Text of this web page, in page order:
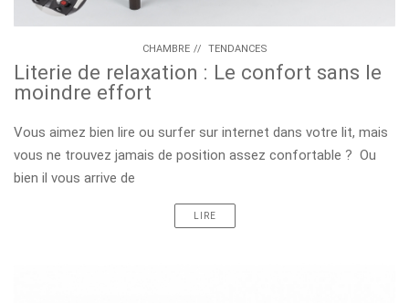
CHAMBRE // TENDANCES
Literie de relaxation : Le confort sans le
moindre effort
Vous aimez bien lire ou surfer sur internet dans votre lit, mais
vous ne trouvez jamais de position assez confortable ? Ou
bien il vous arrive de
LIRE